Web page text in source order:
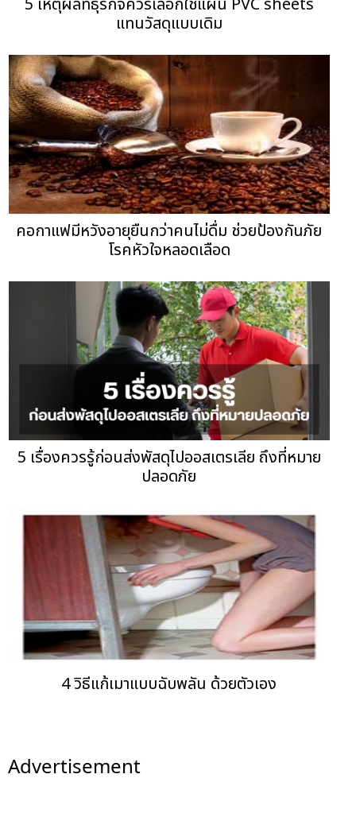
5 เหตุผลที่ธุรกิจควรเลือกใช้แผ่น PVC sheets
แทนวัสดุแบบเดิม
คอกาแฟมีหวังอายุยืนกว่าคนไม่ดื่ม ช่วยป้องกันภัย
โรคหัวใจหลอดเลือด
5 เรื่องควรรู้ก่อนส่งพัสดุไปออสเตรเลีย ถึงที่หมาย
ปลอดภัย
4 วิธีแก้เมาแบบฉับพลัน ด้วยตัวเอง
Advertisement